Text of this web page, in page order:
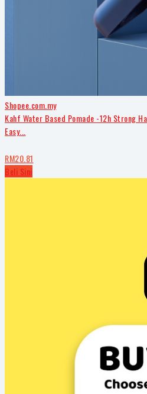
Shopee.com.my
Kahf Water Based Pomade -12h Strong
Easy...
RM20.81
Beli Sini